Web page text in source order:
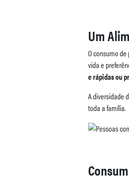
Um
O consumo
vida e
e rápidas ou
A diversidade
toda a família.